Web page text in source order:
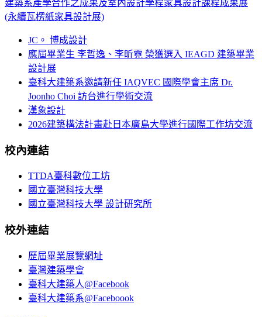
建築系產學合作之成果及室內設計學程家具設計課程成果展
(永續瓦楞紙家具設計展)
JC。 博成設計
應屆畢業生 李哲逸、李昕霓 榮獲選入 IEAGD 建築畢業
設計展
臺科大建築系邀請新任 IAQVEC 國際學會主席 Dr.
Joonho Choi 訪台進行學術交流
漢象設計
2026建築構法計畫赴日本廣島大學進行國際工作坊交流
校內連結
TTDA臺科數位工坊
國立臺灣科技大學
國立臺灣科技大學 設計研究所
校外連結
歷屆畢業展覽網址
臺灣建築學會
臺科大建築人@Facebook
臺科大建築系@Faceboook